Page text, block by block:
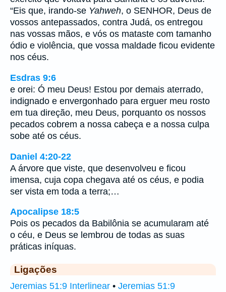
“Eis que, irando-se Yahweh, o SENHOR, Deus de
vossos antepassados, contra Judá, os entregou
nas vossas mãos, e vós os mataste com tamanho
ódio e violência, que vossa maldade ficou evidente
nos céus.
Esdras 9:6
e orei: Ó meu Deus! Estou por demais aterrado,
indignado e envergonhado para erguer meu rosto
em tua direção, meu Deus, porquanto os nossos
pecados cobrem a nossa cabeça e a nossa culpa
sobe até os céus.
Daniel 4:20-22
A árvore que viste, que desenvolveu e ficou
imensa, cuja copa chegava até os céus, e podia
ser vista em toda a terra;…
Apocalipse 18:5
Pois os pecados da Babilônia se acumularam até
o céu, e Deus se lembrou de todas as suas
práticas iníquas.
Ligações
Jeremias 51:9 Interlinear • Jeremias 51:9